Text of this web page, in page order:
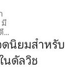
มี
ง
งมี
น
ดนิยมสำหรับ
นดัลวิช